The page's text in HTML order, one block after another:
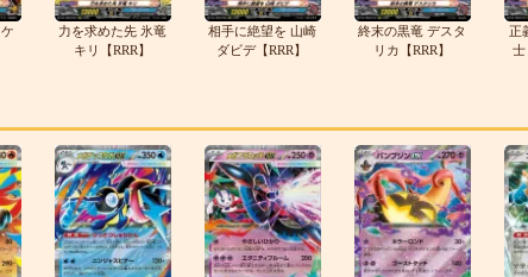
力を求めた先 氷竜
キリ【RRR】
相手に絶望を 山崎
ダビデ【RRR】
終末の黒竜 デスタ
リカ【RRR】
正
士